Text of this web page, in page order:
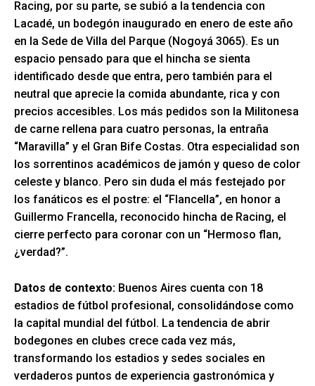
Racing, por su parte, se subió a la tendencia con
Lacadé, un bodegón inaugurado en enero de este año
en la Sede de Villa del Parque (Nogoyá 3065). Es un
espacio pensado para que el hincha se sienta
identificado desde que entra, pero también para el
neutral que aprecie la comida abundante, rica y con
precios accesibles. Los más pedidos son la Militonesa
de carne rellena para cuatro personas, la entraña
“Maravilla” y el Gran Bife Costas. Otra especialidad son
los sorrentinos académicos de jamón y queso de color
celeste y blanco. Pero sin duda el más festejado por
los fanáticos es el postre: el “Flancella”, en honor a
Guillermo Francella, reconocido hincha de Racing, el
cierre perfecto para coronar con un “Hermoso flan,
¿verdad?”.
Datos de contexto: Buenos Aires cuenta con 18
estadios de fútbol profesional, consolidándose como
la capital mundial del fútbol. La tendencia de abrir
bodegones en clubes crece cada vez más,
transformando los estadios y sedes sociales en
verdaderos puntos de experiencia gastronómica y